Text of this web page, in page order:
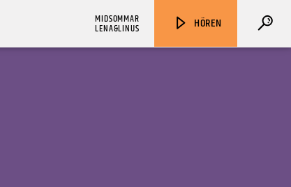
HÖREN
MIDSOMMAR
LENA&LINUS